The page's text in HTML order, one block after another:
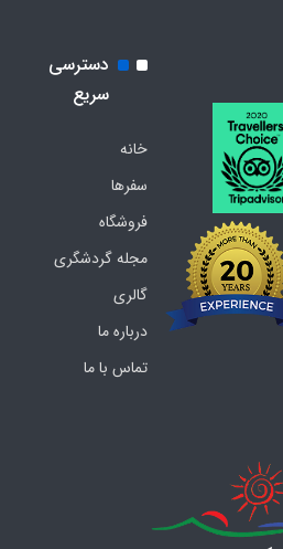
دسترسی
سریع
خانه
سفرها
فروشگاه
مجله گردشگری
گالری
درباره ما
تماس با ما